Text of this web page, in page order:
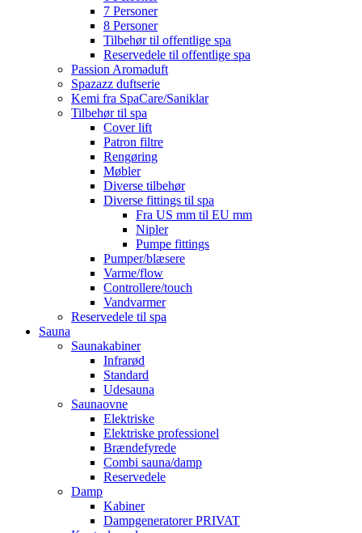
7 Personer
8 Personer
Tilbehør til offentlige spa
Reservedele til offentlige spa
Passion Aromaduft
Spazazz duftserie
Kemi fra SpaCare/Saniklar
Tilbehør til spa
Cover lift
Patron filtre
Rengøring
Møbler
Diverse tilbehør
Diverse fittings til spa
Fra US mm til EU mm
Nipler
Pumpe fittings
Pumper/blæsere
Varme/flow
Controllere/touch
Vandvarmer
Reservedele til spa
Sauna
Saunakabiner
Infrarød
Standard
Udesauna
Saunaovne
Elektriske
Elektriske professionel
Brændefyrede
Combi sauna/damp
Reservedele
Damp
Kabiner
Dampgeneratorer PRIVAT